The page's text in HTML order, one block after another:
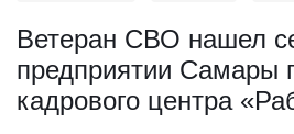
Ветеран СВО нашел
предприятии Самары
кадрового центра